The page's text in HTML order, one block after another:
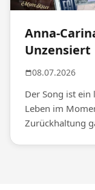
Anna-
Unzensiert
08.07.2026
Der Song ist ein
Leben im
Zurückhaltung